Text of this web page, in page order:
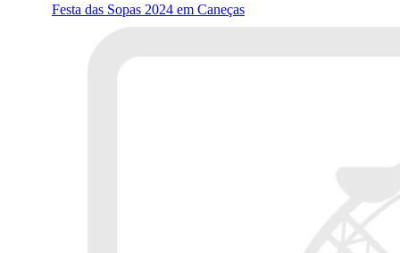
Festa das Sopas 2024 em Caneças